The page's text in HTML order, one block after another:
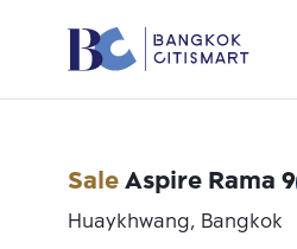
SaleAspire Rama 9
Huaykhwang, Bangkok